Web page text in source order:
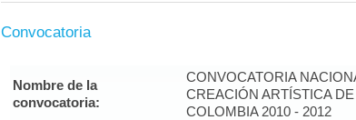
Convocatoria
Nombre de la
convocatoria:
CONVOCATORIA
CREACIÓN ARTÍSTICA
COLOMBIA 2010 - 2012